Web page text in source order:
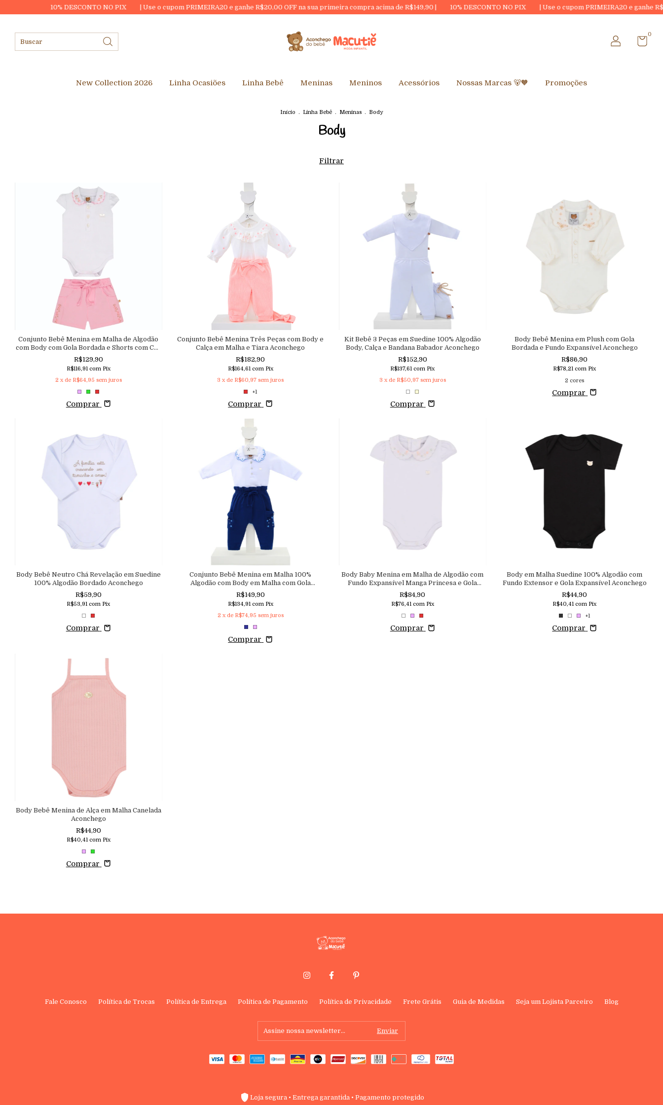
10% DESCONTO NO PIX | Use o cupom PRIMEIRA20 e ganhe R$20,00 OFF na sua primeira compra acima de R$149,90 | 10% DESCONTO NO PIX | Use o cupom PRIMEIRA20 e ganhe R$20,00 OFF na
0
New Collection 2026 Linha Ocasiões Linha Bebê Meninas Meninos Acessórios Nossas Marcas 🐻🧡 Promoções
Início . Linha Bebê . Meninas . Body
Body
Filtrar
Conjunto Bebê Menina em Malha de Algodão
com Body com Gola Bordada e Shorts com Cós
de Elástico e Bordado Floral Aconchego
R$129,90
R$116,91 com Pix
2 x de R$64,95 sem juros
Comprar
Conjunto Bebê Menina Três Peças com Body e
Calça em Malha e Tiara Aconchego
R$182,90
R$164,61 com Pix
3 x de R$60,97 sem juros
+1
Comprar
Kit Bebê 3 Peças em Suedine 100% Algodão
Body, Calça e Bandana Babador Aconchego
R$152,90
R$137,61com Pix
3 x de R$50,97 sem juros
Comprar
Body Bebê Menina em Plush com Gola
Bordada e Fundo Expansível Aconchego
R$86,90
R$78,21com Pix
2 cores
Comprar
Body Bebê Neutro Chá Revelação em Suedine
100% Algodão Bordado Aconchego
R$59,90
R$53,91com Pix
Comprar
Conjunto Bebê Menina em Malha 100%
Algodão com Body em Malha com Gola
Bordada e Calça com Cós Colchard
R$149,90
R$134,91 com Pix
2 x de R$74,95 sem juros
Comprar
Body Baby Menina em Malha de Algodão com
Fundo Expansível Manga Princesa e Gola
Nuvem Aconchego
R$84,90
R$76,41 com Pix
Comprar
Body em Malha Suedine 100% Algodão com
Fundo Extensor e Gola Expansível Aconchego
R$44,90
R$40,41com Pix
+1
Comprar
Body Bebê Menina de Alça em Malha Canelada
Aconchego
R$44,90
R$40,41 com Pix
Comprar
Fale Conosco Política de Trocas Política de Entrega Política de Pagamento Política de Privacidade Frete Grátis Guia de Medidas Seja um Lojista Parceiro Blog
Loja segura • Entrega garantida • Pagamento protegido